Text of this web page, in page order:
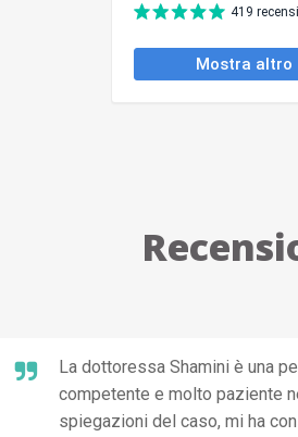
La dottoressa Shamini è una
competente e molto paziente
spiegazioni del caso, mi ha